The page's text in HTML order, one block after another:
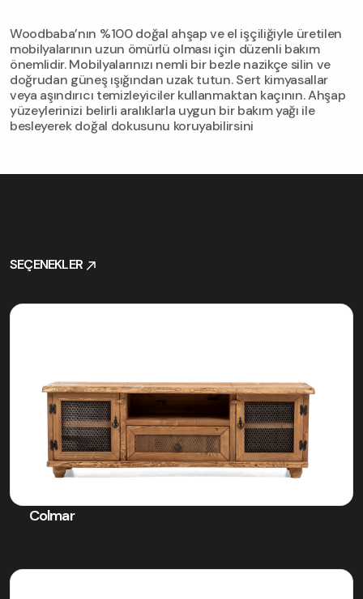
Woodbaba’nın %100 doğal ahşap ve el işçiliğiyle üretilen
mobilyalarının uzun ömürlü olması için düzenli bakım
önemlidir. Mobilyalarınızı nemli bir bezle nazikçe silin ve
doğrudan güneş ışığından uzak tutun. Sert kimyasallar
veya aşındırıcı temizleyiciler kullanmaktan kaçının. Ahşap
yüzeylerinizi belirli aralıklarla uygun bir bakım yağı ile
besleyerek doğal dokusunu koruyabilirsini
SEÇENEKLER
Colmar